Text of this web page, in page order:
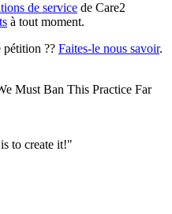
de service de Care2
à tout moment.
pétition ?? Faites-le nous savoir.
Must Ban This Practice Far
to create it!"